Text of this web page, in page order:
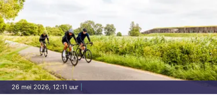
26 mei 2026, 12:11 uur